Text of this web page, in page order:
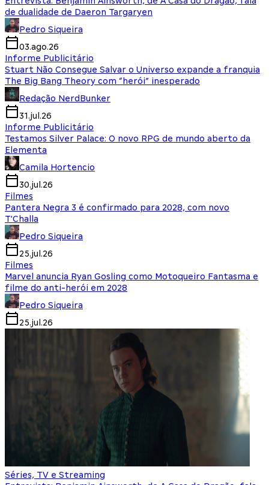
de dualidade de Daeron Targaryen
Pedro Siqueira
03.ago.26
Informe Publicitário
Stuart Não Consegue Salvar o Universo expande a franquia
The Big Bang Theory com “herói” inesperado
Redação NerdBunker
31.jul.26
Informe Publicitário
Testamos Silver Palace: O novo RPG de mundo aberto da
Elementa
Camila Hortencio
30.jul.26
Filmes
Pantera Negra 3 é confirmado para 2028, com novo
T'Challa
Pedro Siqueira
25.jul.26
Filmes
Marvel anuncia Ryan Gosling como Motoqueiro Fantasma e
filme do anti-herói em 2028
Pedro Siqueira
25.jul.26
Séries, TV e Streaming